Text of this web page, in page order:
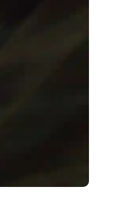
则”：
LED